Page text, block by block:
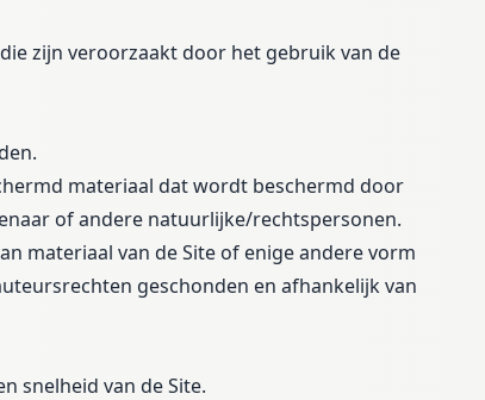
zijn veroorzaakt door het gebruik van de
materiaal dat wordt beschermd door
of andere natuurlijke/rechtspersonen.
materiaal van de Site of enige andere vorm
geschonden en afhankelijk van
snelheid van de Site.